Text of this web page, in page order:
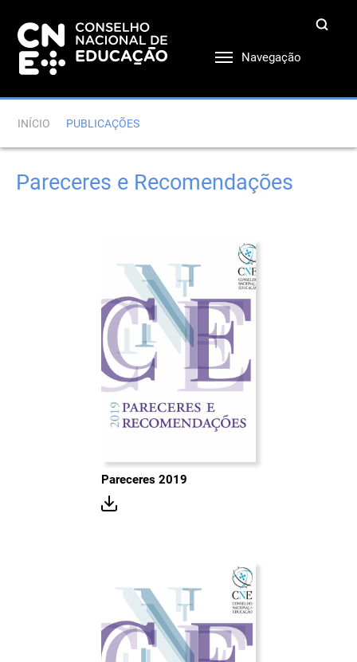
Navegação
INÍCIO PUBLICAÇÕES
Pareceres e Recomendações
Pareceres 2019